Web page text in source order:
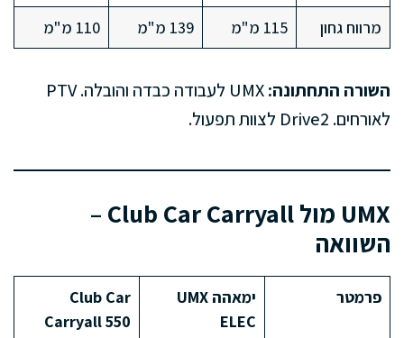
מרווח גחון
115 מ"מ 139 מ"מ 110 מ"מ
השורה התחתונה:
UMX לעבודה כבדה והובלה. PTV
לאורחים. Drive2 לצוות תפעול.
UMX מול Club Car Carryall –
השוואה
פרמטר
ימאהה UMX
ELEC
Club Car
Carryall 550